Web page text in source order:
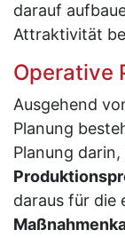
darauf
Attraktivität
Operative
Ausgehend
Planung
Planung
daraus für die